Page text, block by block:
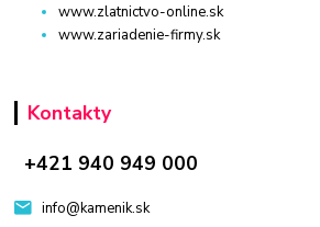
www.zlatnictvo-online.sk
www.zariadenie-firmy.sk
Kontakty
+421 940 949 000
info@kamenik.sk